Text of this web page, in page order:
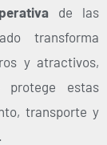
de las
transforma
y atractivos,
protege estas
transporte y